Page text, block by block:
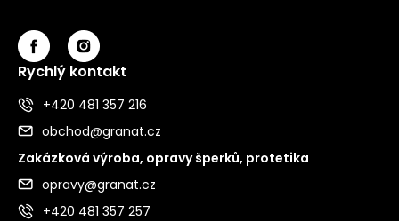
Rychlý kontakt
+420 481 357 216
obchod@granat.cz
Zakázková výroba, opravy šperků, protetika
opravy@granat.cz
+420 481 357 257